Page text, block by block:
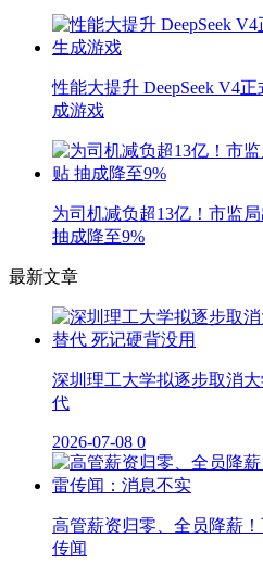
性能大提升 DeepSeek V4
成游戏
为司机减负超13亿！市监
抽成降至9%
最新文章
深圳理工大学拟逐步取消
代
2026-07-08 0
高管薪资归零、全员降薪
传闻